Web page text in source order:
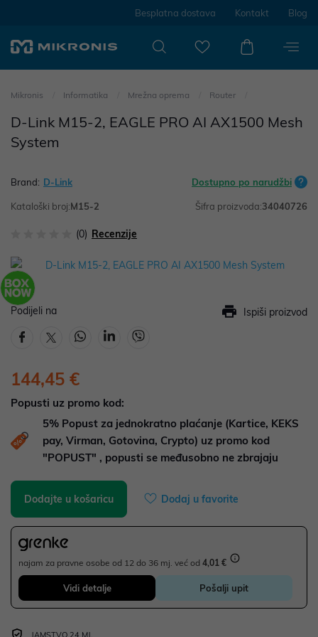
Besplatna dostava Kontakt Blog
Mikronis Informatika Mrežna oprema Router
D-Link M15-2, EAGLE PRO AI AX1500 Mesh
System
Brand: D-Link Dostupno po narudžbi
Kataloški broj:M15-2 Šifra proizvoda:34040726
(0) Recenzije
Podijeli na Ispiši proizvod
144,45 €
Popusti uz promo kod:
5% Popust za jednokratno plaćanje (Kartice, KEKS
pay, Virman, Gotovina, Crypto) uz promo kod
"POPUST" , popusti se međusobno ne zbrajaju
Dodajte u košaricu Dodaj u favorite
najam za pravne osobe od 12 do 36 mj. već od 4,01 €
Vidi detalje Pošalji upit